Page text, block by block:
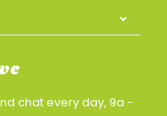
chat every day, 9a -